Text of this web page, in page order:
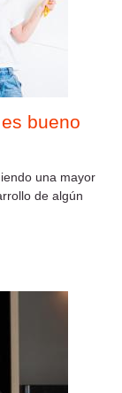
bueno
una mayor
de algún